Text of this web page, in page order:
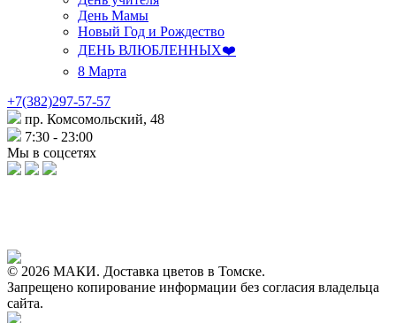
День Мамы
Новый Год и Рождество
ДЕНЬ ВЛЮБЛЕННЫХ❤️
8 Марта
+7(382)297-57-57
пр. Комсомольский, 48
7:30 - 23:00
Мы в соцсетях
© 2026 МАКИ. Доставка цветов в Томске.
Запрещено копирование информации без согласия владельца
сайта.